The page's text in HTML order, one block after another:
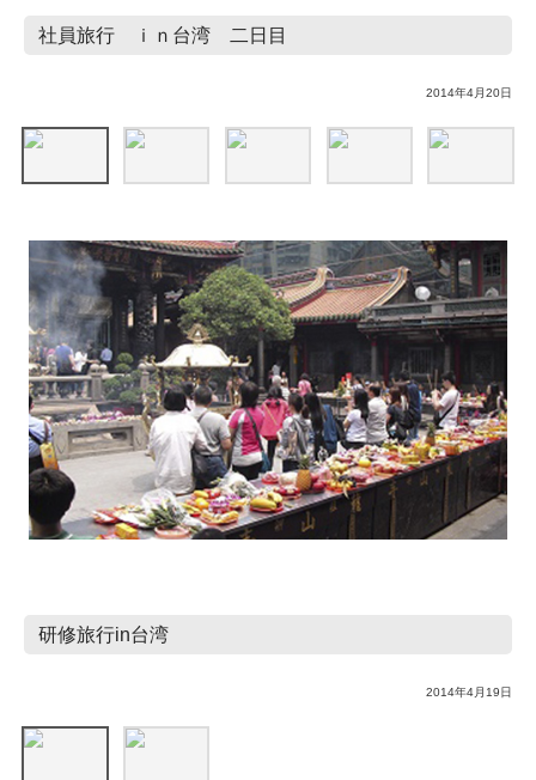
社員旅行 ｉｎ台湾 二日目
2014年4月20日
研修旅行in台湾
2014年4月19日